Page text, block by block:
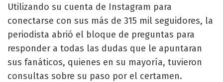
Utilizando su cuenta de Instagram para
conectarse con sus más de 315 mil seguidores, la
periodista abrió el bloque de preguntas para
responder a todas las dudas que le apuntaran
sus fanáticos, quienes en su mayoría, tuvieron
consultas sobre su paso por el certamen.